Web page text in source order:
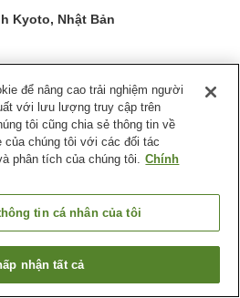
Kyoto, Nhật Bản
Cách nhà ga 5 phút đi bộ
Phòng ăn riêng
Benkei
phòng trống
để nâng cao trải nghiệm người
với lưu lượng truy cập trên
tôi cũng chia sẻ thông tin về
của chúng tôi với các đối tác
phân tích của chúng tôi. Chính
tin cá nhân của tôi
nhận tất cả